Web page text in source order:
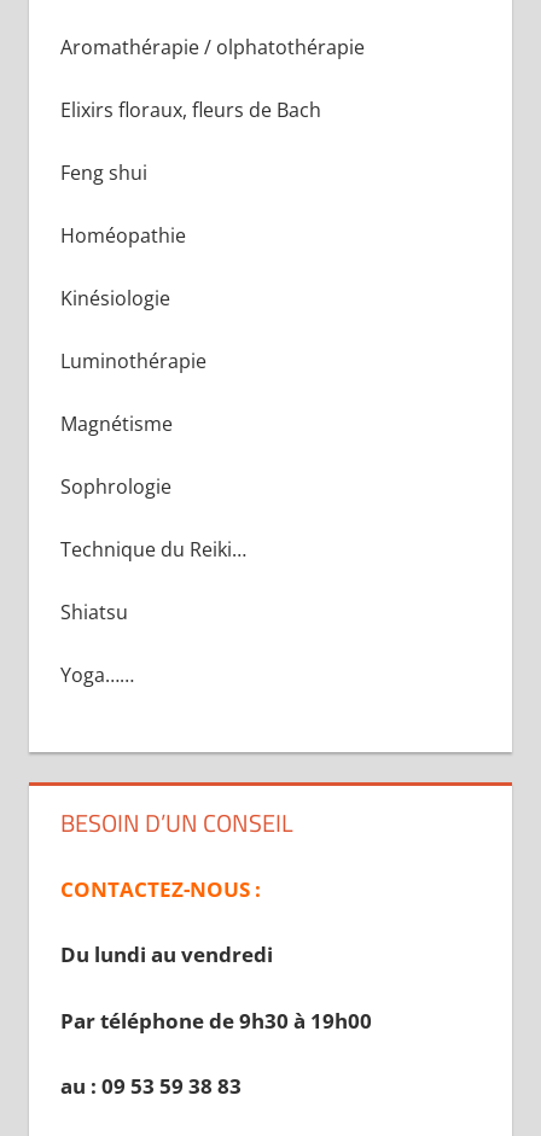
Aromathérapie / olphatothérapie
Elixirs floraux, fleurs de Bach
Feng shui
Homéopathie
Kinésiologie
Luminothérapie
Magnétisme
Sophrologie
Technique du Reiki…
Shiatsu
Yoga……
BESOIN D’UN CONSEIL
CONTACTEZ-NOUS :
Du lundi au vendredi
Par téléphone de 9h30 à 19h00
au : 09 53 59 38 83